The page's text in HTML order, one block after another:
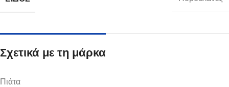
Σχετικά με τη μάρκα
Πιάτα